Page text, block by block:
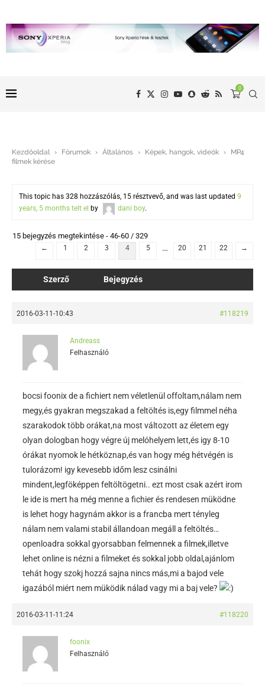
0
Kezdőoldal › Fórumok › Általános › Képek, hangok, videók ›
MP4
filmek kérése
This topic has 328 hozzászólás, 15 résztvevő, and was last updated 9
years, 5 months telt el by dani boy.
15 bejegyzés megtekintése - 46-60 / 329
← 1 2 3 4 5 … 20 21 22 →
Szerző Bejegyzés
2016-03-11-10:43 #118219
Andreass
Felhasználó
bocsi foonix de a fichiert nem véletlenül offoltam,nálam nem
megy,és gyakran megszakad a feltöltés is,egy filmmel néha
szarakodok több orákat,na most változott az életem egy
olyan dologban hogy végre új melóhelyem lett,és igy 8-10
órákat nyomok le hétköznap,és van hogy még hétvégén is
tulorázom! igy kevesebb időm lesz csinálni
mindent,legföképpen feltöltögetni.. ezt most csak azért irom
le ide is mert ha még menne a fichier és rendesen müködne
is lehet hogy hagynám akkor is a francba mert tényleg
nálam nem valami stabil állandoan megáll a feltöltés…
openloadra sokkal gyorsabban felmennek a filmek,illetve
lehet online is nézni a filmeket és sokkal jobb oldal,ajánlom
tehát hogy szokj hozzá sajna nincs más,mi a bajod vele
igazából miért nem müködik nálad vagy mi a baj vele?
2016-03-11-11:24 #118220
foonix
Felhasználó